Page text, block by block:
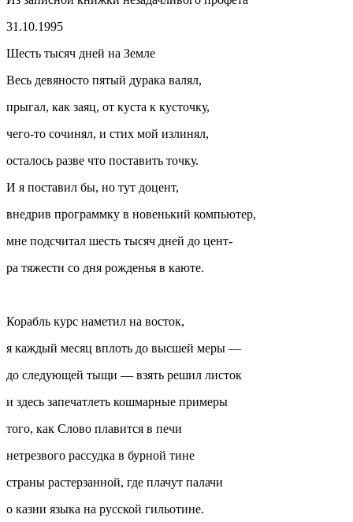
31.10.1995
Шесть тысяч дней на Земле
Весь девяносто пятый дурака валял,
прыгал, как заяц, от куста к кусточку,
чего-то сочинял, и стих мой излинял,
осталось разве что поставить точку.
И я поставил бы, но тут доцент,
внедрив программку в новенький компьютер,
мне подсчитал шесть тысяч дней до цент-
ра тяжести со дня рожденья в каюте.
Корабль курс наметил на восток,
я каждый месяц вплоть до высшей меры —
до следующей тыщи — взять решил листок
и здесь запечатлеть кошмарные примеры
того, как Слово плавится в печи
нетрезвого рассудка в бурной тине
страны растерзанной, где плачут палачи
о казни языка на русской гильотине.